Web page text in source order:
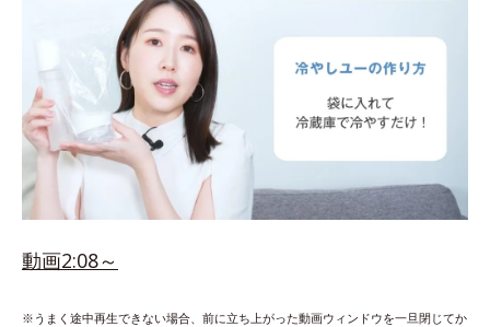
動画2:08～
※うまく途中再生できない場合、前に立ち上がった動画ウィンドウを一旦閉じてか